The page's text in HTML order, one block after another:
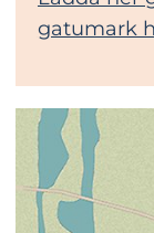
gatumark